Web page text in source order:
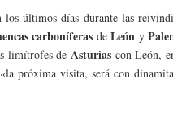
los últimos días durante las
carboníferas deLeón y
limítrofes deAsturias con León,
próxima visita, será con